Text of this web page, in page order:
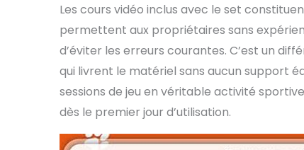
Les cours vidéo inclus avec le set
permettent aux propriétaires sans
d’éviter les erreurs courantes. C’est un
qui livrent le matériel sans aucun support
sessions de jeu en véritable activité
dès le premier jour d’utilisation.